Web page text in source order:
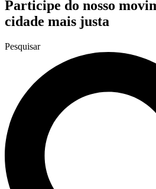
Participe do nosso
cidade mais justa
Pesquisar